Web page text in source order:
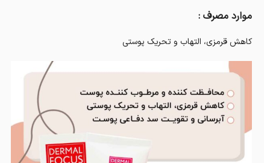
موارد مصرف :
کاهش قرمزی، التهاب و تحریک پوستی